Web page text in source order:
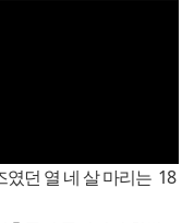
던 열 네 살 마리는 18